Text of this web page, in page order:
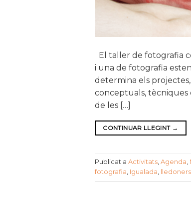
El taller de fotografia
i una de fotografia
determina els
conceptuals, tècniques
de les […]
CONTINUAR LLEGINT →
Publicat a Activitats Agenda
fotografia Igualada lledoners